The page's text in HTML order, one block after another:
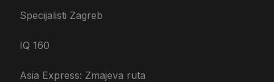
Specijalisti Zagreb
IQ 160
Asia Express: Zmajeva ruta